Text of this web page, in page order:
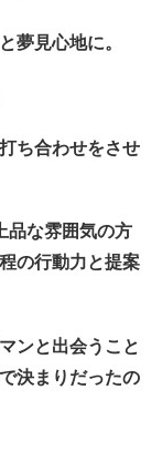
夢見心地に。
ち合わせをさせ
品な雰囲気の方
の行動力と提案
ンと出会うこと
決まりだったの